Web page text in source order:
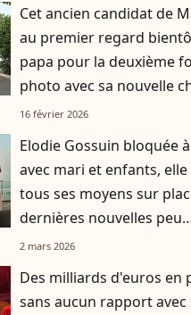
Cet ancien candidat de
au premier regard
papa pour la deuxième
photo avec sa nouvelle
pour officialiser
16 février 2026
Elodie Gossuin bloquée
avec mari et enfants,
tous ses moyens sur
dernières nouvelles peu
réjouissantes
2 mars 2026
Des milliards d'euros en
sans aucun rapport avec